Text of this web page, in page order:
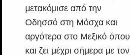
μετακόμισε από την
Οδησσό στη Μόσχα και
αργότερα στο Μεξικό όπου
και ζει μέχρι σήμερα με τον